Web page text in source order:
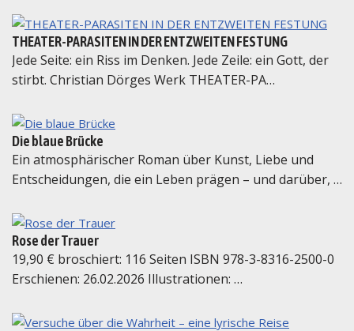
THEATER-PARASITEN IN DER ENTZWEITEN FESTUNG
Jede Seite: ein Riss im Denken. Jede Zeile: ein Gott, der
stirbt. Christian Dörges Werk THEATER-PA…
Die blaue Brücke
Ein atmosphärischer Roman über Kunst, Liebe und
Entscheidungen, die ein Leben prägen – und darüber, …
Rose der Trauer
19,90 € broschiert: 116 Seiten ISBN 978-3-8316-2500-0
Erschienen: 26.02.2026 Illustrationen: …